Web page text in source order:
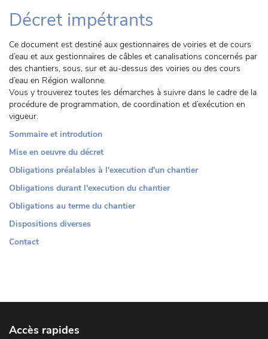
Décret impétrants
Ce document est destiné aux gestionnaires de voiries et de cours
d’eau et aux gestionnaires de câbles et canalisations concernés par
des chantiers, sous, sur et au-dessus des voiries ou des cours
d’eau en Région wallonne.
Vous y trouverez toutes les démarches à suivre dans le cadre de la
procédure de programmation, de coordination et d’exécution en
vigueur.
Sommaire et introdution
Mise en oeuvre du décret
Obligations préalables à l'execution d'un chantier
Obligations durant l'execution du chantier
Obligations au terme du chantier
Dispositions diverses
Contact
Accès rapides